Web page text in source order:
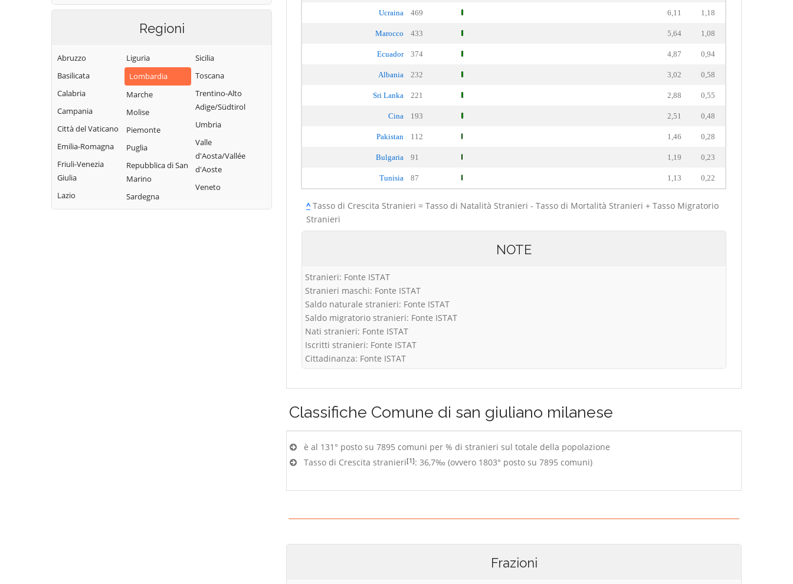
Bresso
Buscate
Bussero
Busto Garolfo
Calvignasco
Cambiago
Canegrate
Carpiano
Locate di Triulzi
Magnago
Marcallo con
Casone
Masate
Mediglia
Melegnano
Melzo
San Donato
Legnano
San Giuliano
Milanese
San Vittore
Olona
San Zenone al
Lambro
Santo Stefano
Ticino
Regioni
Abruzzo
Basilicata
Calabria
Campania
Città del Vaticano
Emilia-Romagna
Friuli-Venezia
Giulia
Lazio
Liguria
Lombardia
Marche
Molise
Piemonte
Puglia
Repubblica di San
Marino
Sardegna
Sicilia
Toscana
Trentino-Alto
Adige/Südtirol
Umbria
Valle
d'Aosta/Vallée
d'Aoste
Veneto
Ucraina 469 6,11 1,18
Marocco 433 5,64 1,08
Ecuador 374 4,87 0,94
Albania 232 3,02 0,58
Sri Lanka 221 2,88 0,55
Cina 193 2,51 0,48
Pakistan 112 1,46 0,28
Bulgaria 91 1,19 0,23
Tunisia 87 1,13 0,22
^Tasso di Crescita Stranieri = Tasso di Natalità Stranieri - Tasso di Mortalità Stranieri + Tasso Migratorio
Stranieri
NOTE
Stranieri: Fonte ISTAT
Stranieri maschi: Fonte ISTAT
Saldo naturale stranieri: Fonte ISTAT
Saldo migratorio stranieri: Fonte ISTAT
Nati stranieri: Fonte ISTAT
Iscritti stranieri: Fonte ISTAT
Cittadinanza: Fonte ISTAT
Classifiche Comune di san giuliano milanese
è al 131° posto su 7895 comuni per % di stranieri sul totale della popolazione
Tasso di Crescita stranieri[1]: 36,7‰ (ovvero 1803° posto su 7895 comuni)
Frazioni